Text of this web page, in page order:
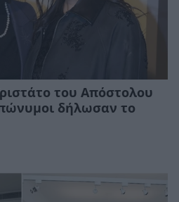
του Απόστολου
δήλωσαν το